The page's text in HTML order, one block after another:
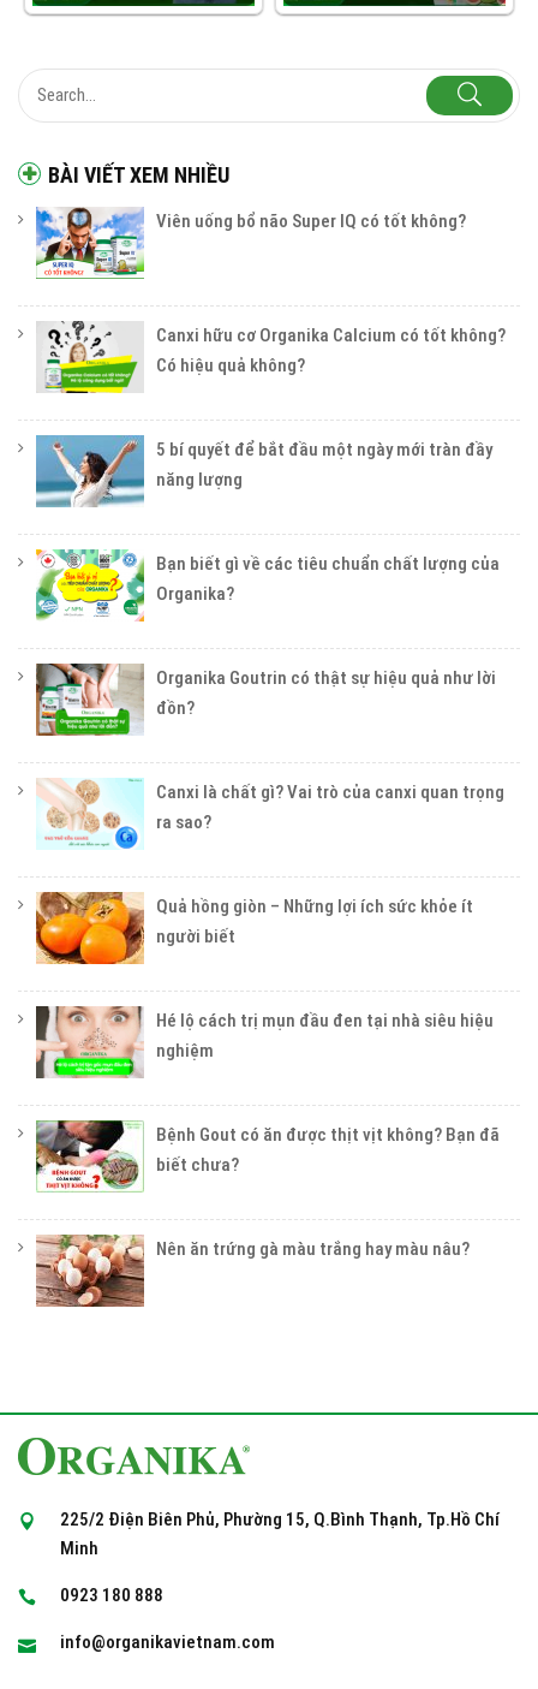
BÀI VIẾT XEM NHIỀU
Viên uống bổ não Super IQ có tốt không?
Canxi hữu cơ Organika Calcium có tốt không?
Có hiệu quả không?
5 bí quyết để bắt đầu một ngày mới tràn đầy
năng lượng
Bạn biết gì về các tiêu chuẩn chất lượng của
Organika?
Organika Goutrin có thật sự hiệu quả như lời
đồn?
Canxi là chất gì? Vai trò của canxi quan trọng
ra sao?
Quả hồng giòn – Những lợi ích sức khỏe ít
người biết
Hé lộ cách trị mụn đầu đen tại nhà siêu hiệu
nghiệm
Bệnh Gout có ăn được thịt vịt không? Bạn đã
biết chưa?
Nên ăn trứng gà màu trắng hay màu nâu?
225/2 Điện Biên Phủ, Phường 15, Q.Bình Thạnh, Tp.Hồ Chí
Minh
0923 180 888
info@organikavietnam.com